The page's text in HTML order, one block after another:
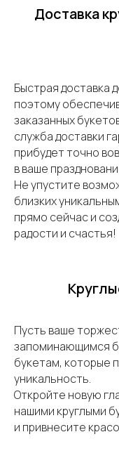
Доставка
Быстрая доставка
поэтому
заказанных
служба доставки
прибудет точно
в ваше
Не упустите
близких
прямо сейчас и
радости и счастья!
Пусть ваше
запоминающимся
букетам, которые
уникальность.
Откройте новую
нашими круглыми
и привнесите